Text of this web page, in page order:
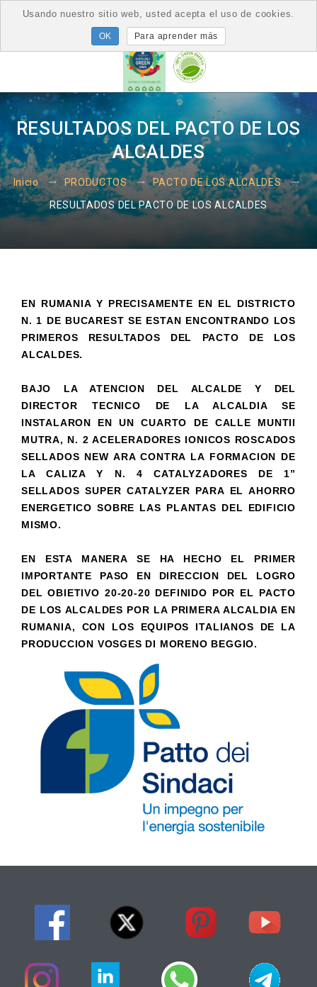
RESULTADOS DEL PACTO DE LOS
ALCALDES
Inicio PRODUCTOS PACTO DE LOS ALCALDES
RESULTADOS DEL PACTO DE LOS ALCALDES
EN RUMANIA Y PRECISAMENTE EN EL DISTRICTO
N. 1 DE BUCAREST SE ESTAN ENCONTRANDO LOS
PRIMEROS RESULTADOS DEL PACTO DE LOS
ALCALDES.
BAJO LA ATENCION DEL ALCALDE Y DEL
DIRECTOR TECNICO DE LA ALCALDIA SE
INSTALARON EN UN CUARTO DE CALLE MUNTII
MUTRA, N. 2 ACELERADORES IONICOS ROSCADOS
SELLADOS NEW ARA CONTRA LA FORMACION DE
LA CALIZA Y N. 4 CATALYZADORES DE 1”
SELLADOS SUPER CATALYZER PARA EL AHORRO
ENERGETICO SOBRE LAS PLANTAS DEL EDIFICIO
MISMO.
EN ESTA MANERA SE HA HECHO EL PRIMER
IMPORTANTE PASO EN DIRECCION DEL LOGRO
DEL OBIETIVO 20-20-20 DEFINIDO POR EL PACTO
DE LOS ALCALDES POR LA PRIMERA ALCALDIA EN
RUMANIA, CON LOS EQUIPOS ITALIANOS DE LA
PRODUCCION VOSGES DI MORENO BEGGIO.
Usando nuestro sitio web, usted acepta el uso de cookies.
Para aprender más